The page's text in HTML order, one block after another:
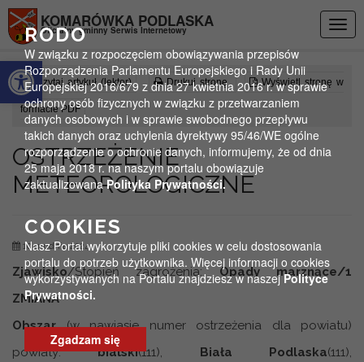
Otwórz pasek narzędzi
KOMARÓWKA PODLASKA
Oficjalny gminny Serwis Internetowy
Czytaj artykuł (lektor) Drukuj stronę Wyświetl stronę w
formacie PDF
OSTRZEŻENIE
METEOROLOGICZNE
10 grudnia 2024
Zjawisko/Stopień zagrożenia:Opady marznące/1
ZMIANA
Obszar(w nawiasie numer ostrzeżenia dla powiatu)
powiaty:bialski(111), Biała Podlaska(111),
RODO
W związku z rozpoczęciem obowiązywania przepisów
Rozporządzenia Parlamentu Europejskiego i Rady Unii
Europejskiej 2016/679 z dnia 27 kwietnia 2016 r. w sprawie
ochrony osób fizycznych w związku z przetwarzaniem
danych osobowych i w sprawie swobodnego przepływu
takich danych oraz uchylenia dyrektywy 95/46/WE ogólne
rozporządzenie o ochronie danych, informujemy, że od dnia
25 maja 2018 r. na naszym portalu obowiązuje
zaktualizowanaPolityka Prywatności.
COOKIES
Nasz Portal wykorzytuje pliki cookies w celu dostosowania
portalu do potrzeb użytkownika. Więcej informacji o cookies
wykorzystywanych na Portalu znajdziesz w naszejPolityce
Prywatności.
Zgadzam się